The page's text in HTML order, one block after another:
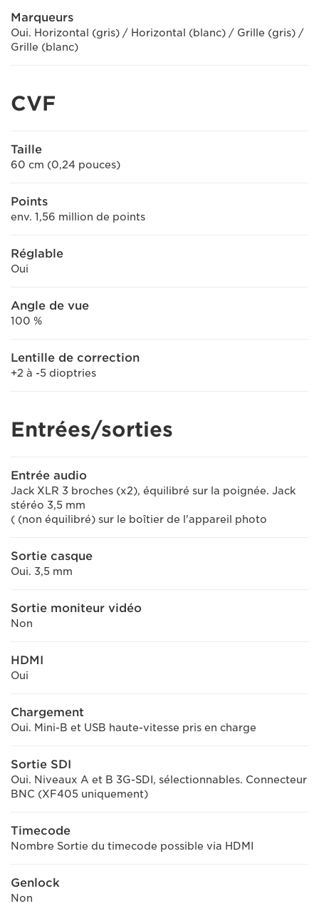
Marqueurs
Oui. Horizontal (gris) / Horizontal (blanc) / Grille (gris) /
Grille (blanc)
CVF
Taille
60 cm (0,24 pouces)
Points
env. 1,56 million de points
Réglable
Oui
Angle de vue
100 %
Lentille de correction
+2 à -5 dioptries
Entrées/sorties
Entrée audio
Jack XLR 3 broches (x2), équilibré sur la poignée. Jack
stéréo 3,5 mm
( (non équilibré) sur le boîtier de l'appareil photo
Sortie casque
Oui. 3,5 mm
Sortie moniteur vidéo
Non
HDMI
Oui
Chargement
Oui. Mini-B et USB haute-vitesse pris en charge
Sortie SDI
Oui. Niveaux A et B 3G-SDI, sélectionnables. Connecteur
BNC (XF405 uniquement)
Timecode
Nombre Sortie du timecode possible via HDMI
Genlock
Non